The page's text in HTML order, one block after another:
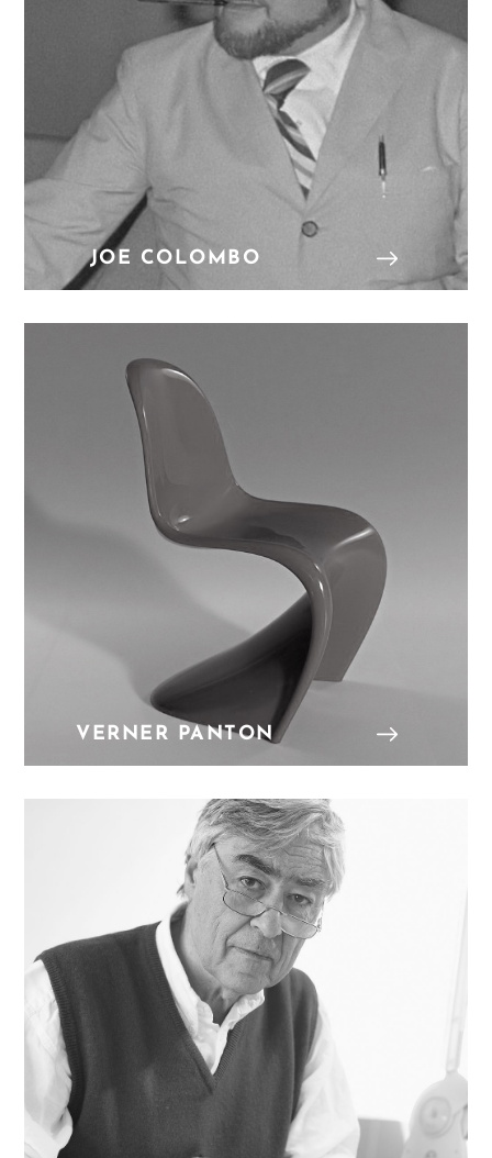
JOE COLOMBO
VERNER PANTON